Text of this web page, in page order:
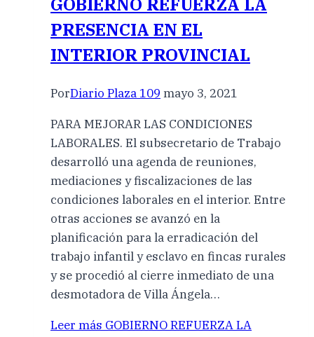
GOBIERNO REFUERZA LA
PRESENCIA EN EL
INTERIOR PROVINCIAL
PorDiario Plaza 109 mayo 3, 2021
PARA MEJORAR LAS CONDICIONES
LABORALES. El subsecretario de Trabajo
desarrolló una agenda de reuniones,
mediaciones y fiscalizaciones de las
condiciones laborales en el interior. Entre
otras acciones se avanzó en la
planificación para la erradicación del
trabajo infantil y esclavo en fincas rurales
y se procedió al cierre inmediato de una
desmotadora de Villa Ángela…
Leer más GOBIERNO REFUERZA LA